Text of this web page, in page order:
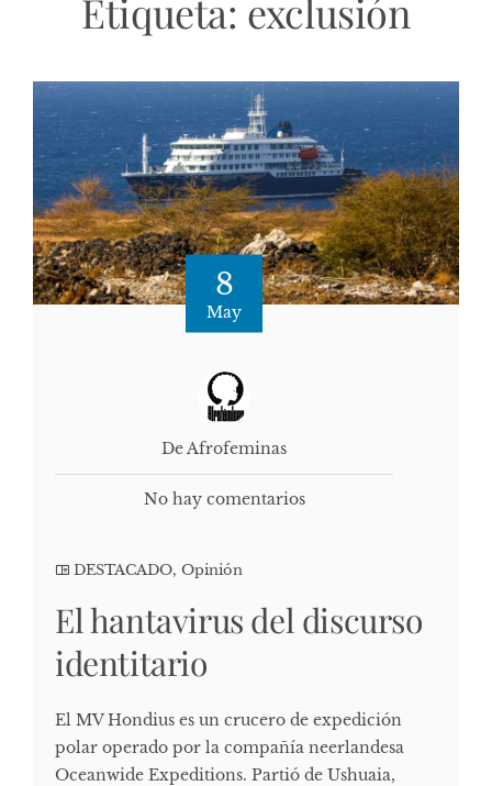
Etiqueta: exclusión
8
May
De Afrofeminas
No hay comentarios
DESTACADO, Opinión
El hantavirus del discurso
identitario
El MV Hondius es un crucero de expedición
polar operado por la compañía neerlandesa
Oceanwide Expeditions. Partió de Ushuaia,